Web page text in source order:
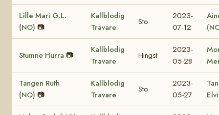
Lille Mari G.L.
(NO) 📷
Kallblodig
Travare
Sto
2023-
07-12
Stumne Hurra 📷
Kallblodig
Travare
Hingst
2023-
05-28
Tangen Ruth
(NO) 📷
Kallblodig
Travare
Sto
2023-
05-27